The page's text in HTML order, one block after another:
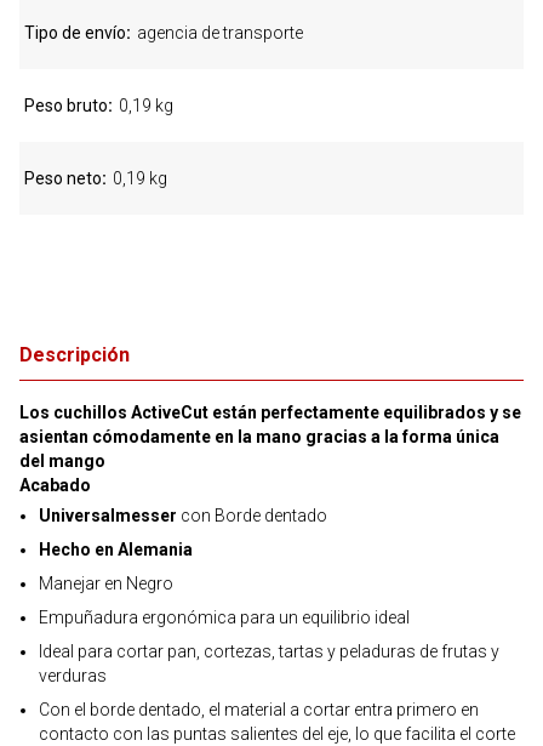
Descripción
Los cuchillos ActiveCut están perfectamente equilibrados y se
asientan cómodamente en la mano gracias a la forma única
del mango
Acabado
Universalmesser con Borde dentado
Hecho en Alemania
Manejar en Negro
Empuñadura ergonómica para un equilibrio ideal
Ideal para cortar pan, cortezas, tartas y peladuras de frutas y
verduras
Con el borde dentado, el material a cortar entra primero en
contacto con las puntas salientes del eje, lo que facilita el corte
Tipo de envío agencia de transporte
Peso bruto 0,19 kg
Peso neto 0,19 kg